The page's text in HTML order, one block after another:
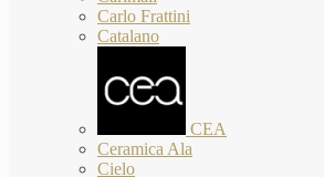
Carlo Frattini
Catalano
CEA
Ceramica Ala
Cielo